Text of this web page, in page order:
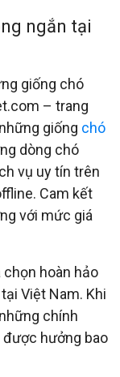
ngắn tại
giống chó
– trang
giống chó
dòng chó
vụ uy tín trên
Cam kết
với mức giá
hoàn hảo
Việt Nam. Khi
chính
được hưởng bao